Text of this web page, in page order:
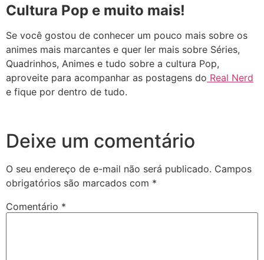
Cultura Pop e muito mais!
Se você gostou de conhecer um pouco mais sobre os
animes mais marcantes e quer ler mais sobre Séries,
Quadrinhos, Animes e tudo sobre a cultura Pop,
aproveite para acompanhar as postagens do Real Nerd
e fique por dentro de tudo.
Deixe um comentário
O seu endereço de e-mail não será publicado. Campos
obrigatórios são marcados com *
Comentário *